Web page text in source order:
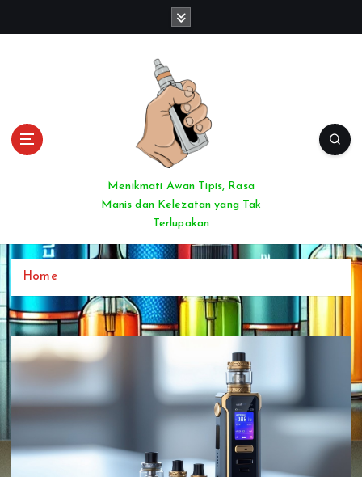
Menikmati Awan Tipis, Rasa
Manis dan Kelezatan yang Tak
Terlupakan
Home